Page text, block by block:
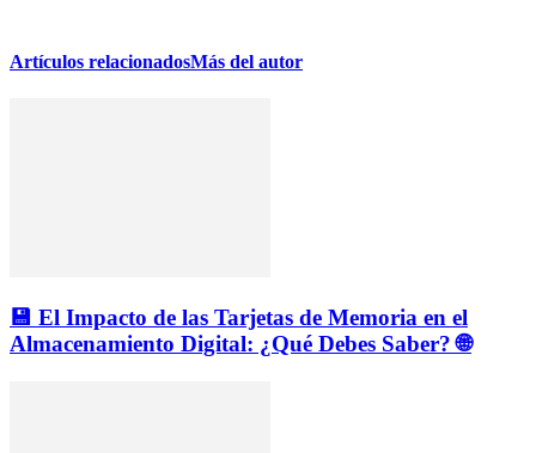
Artículos relacionadosMás del autor
💾 El Impacto de las Tarjetas de Memoria en el
Almacenamiento Digital: ¿Qué Debes Saber? 🌐